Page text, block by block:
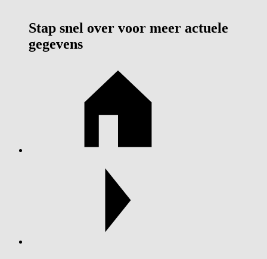
Stap snel over voor meer actuele
gegevens